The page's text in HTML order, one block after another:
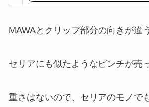
MAWAとクリップ部分の向きが違
セリアにも似たようなピンチが売
重さはないので、セリアのモノで